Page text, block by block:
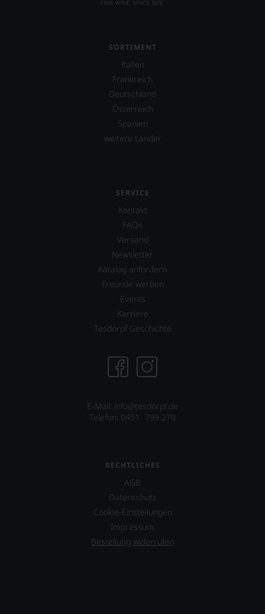
SORTIMENT
Italien
Frankreich
Deutschland
Österreich
Spanien
weitere Länder
SERVICE
Kontakt
FAQs
Versand
Newsletter
Katalog anfordern
Freunde werben
Events
Karriere
Tesdorpf Geschichte
E-Mail: info@tesdorpf.de
Telefon: 0451- 799 270
RECHTLICHES
AGB
Datenschutz
Cookie-Einstellungen
Impressum
Bestellung widerrufen